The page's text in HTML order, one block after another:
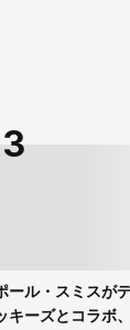
ール・スミスが
キーズとコラボ